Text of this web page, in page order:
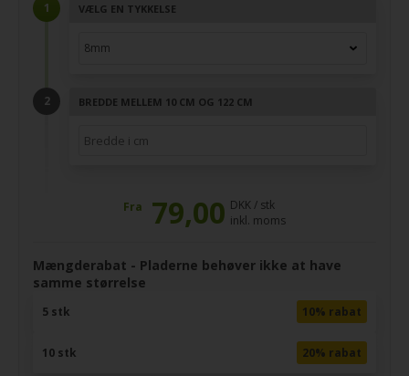
VÆLG EN TYKKELSE
BREDDE MELLEM 10 CM OG 122 CM
Fra 79,00 DKK / stk
inkl. moms
Mængderabat - Pladerne behøver ikke at have
samme størrelse
5 stk 10% rabat
10 stk
20% rabat